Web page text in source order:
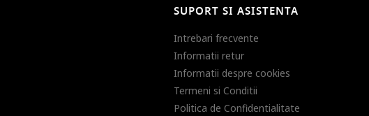
SUPORT SI ASISTENTA
Intrebari frecvente
Informatii retur
Informatii despre cookies
Termeni si Conditii
Politica de Confidentialitate